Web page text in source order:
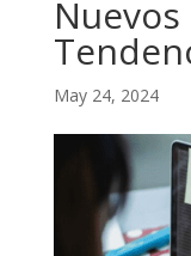
May 24, 2024